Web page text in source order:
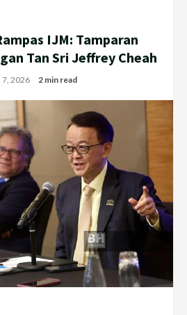
IJM: Tamparan
Tan Sri Jeffrey Cheah
7, 2026 2 min read